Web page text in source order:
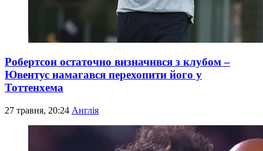
Робертсон остаточно визначився з клубом –
Ювентус намагався перехопити його у
Тоттенхема
27 травня, 20:24 Англія